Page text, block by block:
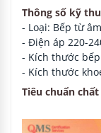
Thông số kỹ
- Loại: Bếp từ âm
- Điện áp 220-
- Kích thước bếp
- Kích thước
Tiêu chuẩn